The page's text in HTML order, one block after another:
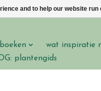
boeken wat inspiratie
plantengids
and to help our website run